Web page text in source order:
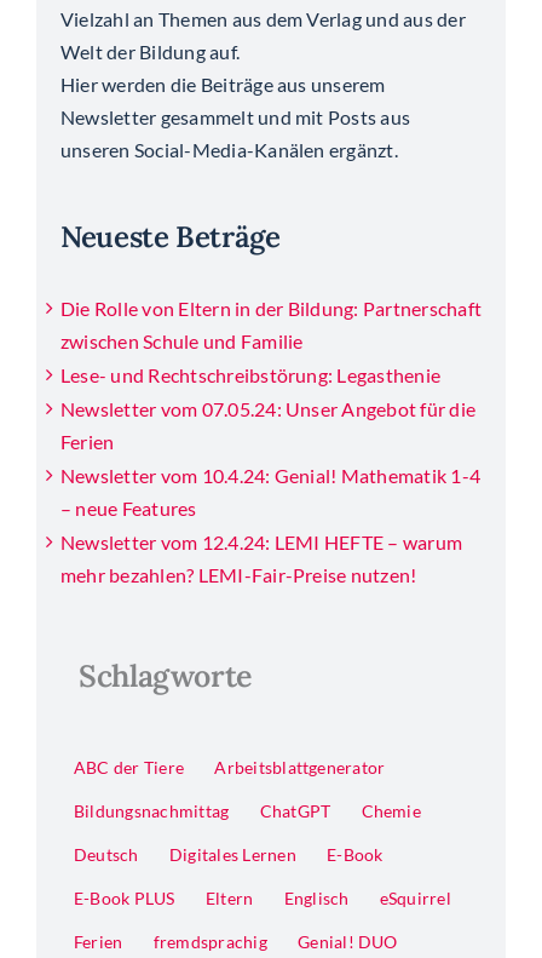
Vielzahl an Themen aus dem Verlag und aus der
Welt der Bildung auf.
Hier werden die Beiträge aus unserem
Newsletter gesammelt und mit Posts aus
unseren Social-Media-Kanälen ergänzt.
Neueste Beträge
Die Rolle von Eltern in der Bildung: Partnerschaft
zwischen Schule und Familie
Lese- und Rechtschreibstörung: Legasthenie
Newsletter vom 07.05.24: Unser Angebot für die
Ferien
Newsletter vom 10.4.24: Genial! Mathematik 1-4
– neue Features
Newsletter vom 12.4.24: LEMI HEFTE – warum
mehr bezahlen? LEMI-Fair-Preise nutzen!
Schlagworte
ABC der Tiere Arbeitsblattgenerator
Bildungsnachmittag ChatGPT Chemie
Deutsch Digitales Lernen E-Book
E-Book PLUS Eltern Englisch eSquirrel
Ferien fremdsprachig Genial! DUO